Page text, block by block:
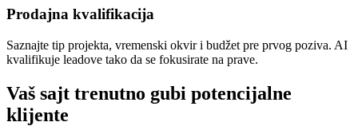
Prodajna kvalifikacija
Saznajte tip projekta, vremenski okvir i budžet pre prvog poziva. AI
kvalifikuje leadove tako da se fokusirate na prave.
Vaš sajt trenutno gubi potencijalne
klijente